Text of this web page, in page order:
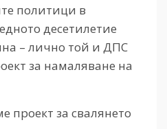
политици в
десетилетие
– лично той и ДПС
за намаляване на
проект за свалянето